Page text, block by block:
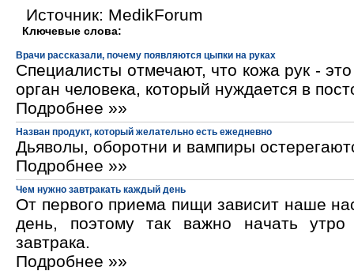
Источник: MedikForum
Ключевые слова:
Врачи рассказали, почему появляются цыпки на руках
Специалисты отмечают, что кожа рук -
орган человека, который нуждается в
Подробнее »»
Назван продукт, который желательно есть ежедневно
Дьяволы, оборотни и вампиры
Подробнее »»
Чем нужно завтракать каждый день
От первого приема пищи зависит наше
день, поэтому так важно начать утро
завтрака.
Подробнее »»